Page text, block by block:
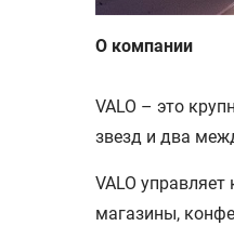
О компании
VALO – это
звезд и два
VALO
магазины,